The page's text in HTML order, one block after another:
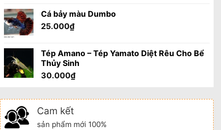
Cá bảy màu Dumbo
25.000₫
Tép Amano – Tép Yamato Diệt Rêu Cho Bể
Thủy Sinh
30.000₫
Cam kết
sản phẩm mới 100%